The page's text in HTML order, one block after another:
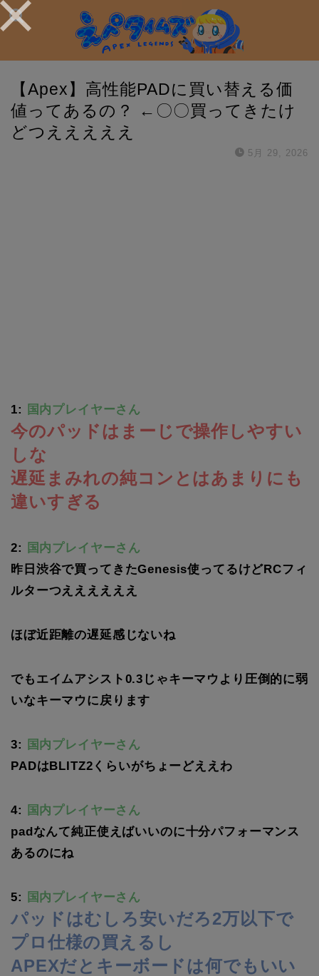
【Apex】高性能PADに買い替える価
値ってあるの？ ←〇〇買ってきたけ
どつえええええ
5月 29, 2026
1: 国内プレイヤーさん
今のパッドはまーじで操作しやすい
しな
遅延まみれの純コンとはあまりにも
違いすぎる
2:
国内プレイヤーさん
昨日渋谷で買ってきたGenesis使ってるけどRCフィ
ルターつええええええ
ほぼ近距離の遅延感じないね
でもエイムアシスト0.3じゃキーマウより圧倒的に弱
いなキーマウに戻ります
3:
国内プレイヤーさん
PADはBLITZ2くらいがちょーどええわ
4:
国内プレイヤーさん
padなんて純正使えばいいのに十分パフォーマンス
あるのにね
5: 国内プレイヤーさん
パッドはむしろ安いだろ2万以下で
プロ仕様の買えるし
APEXだとキーボードは何でもいい